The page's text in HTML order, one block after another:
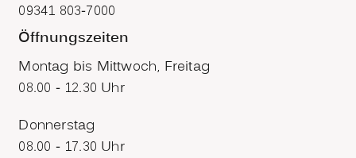
09341 803-7000
Öffnungszeiten
Montag bis Mittwoch, Freitag
08.00 - 12.30 Uhr
Donnerstag
08.00 - 17.30 Uhr